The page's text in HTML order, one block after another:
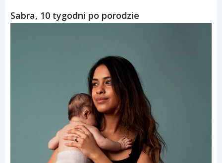
Sabra, 10 tygodni po porodzie